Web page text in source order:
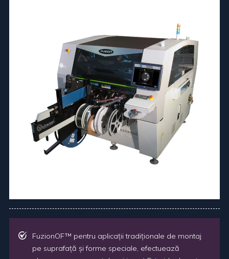
FuzionOF™ pentru aplicații tradiționale de montaj
pe suprafață și forme speciale, efectuează